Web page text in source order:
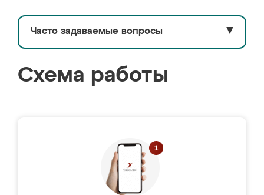
Часто задаваемые вопросы ▼
Схема работы